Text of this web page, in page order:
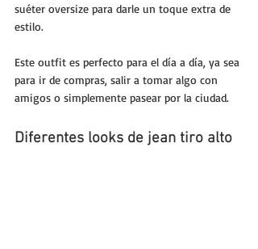
suéter oversize para darle un toque extra de
estilo.
Este outfit es perfecto para el día a día, ya sea
para ir de compras, salir a tomar algo con
amigos o simplemente pasear por la ciudad.
Diferentes looks de jean tiro alto